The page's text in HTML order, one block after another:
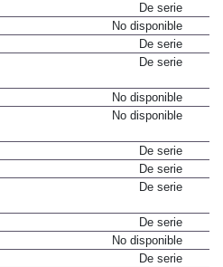
De serie
No disponible
De serie
De serie
No disponible
No disponible
De serie
De serie
De serie
De serie
No disponible
De serie